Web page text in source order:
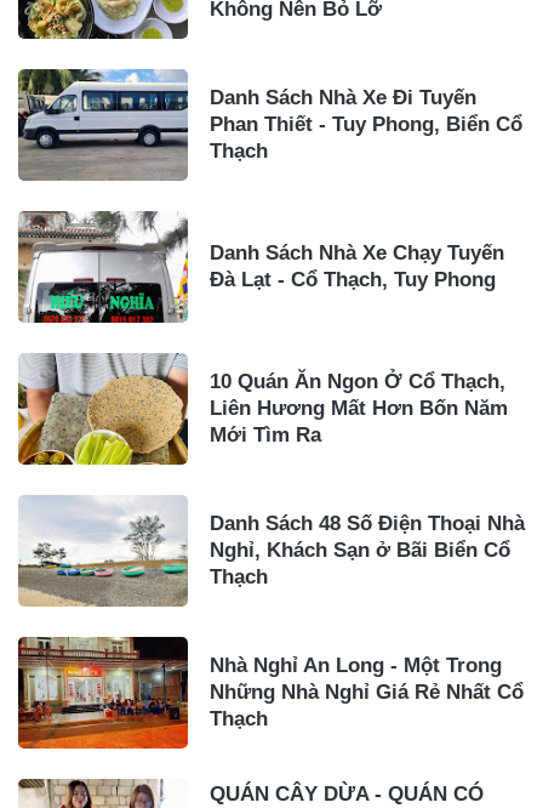
Không Nên Bỏ Lỡ
Danh Sách Nhà Xe Đi Tuyến
Phan Thiết - Tuy Phong, Biển Cổ
Thạch
Danh Sách Nhà Xe Chạy Tuyến
Đà Lạt - Cổ Thạch, Tuy Phong
10 Quán Ăn Ngon Ở Cổ Thạch,
Liên Hương Mất Hơn Bốn Năm
Mới Tìm Ra
Danh Sách 48 Số Điện Thoại Nhà
Nghỉ, Khách Sạn ở Bãi Biển Cổ
Thạch
Nhà Nghỉ An Long - Một Trong
Những Nhà Nghỉ Giá Rẻ Nhất Cổ
Thạch
QUÁN CÂY DỪA - QUÁN CÓ